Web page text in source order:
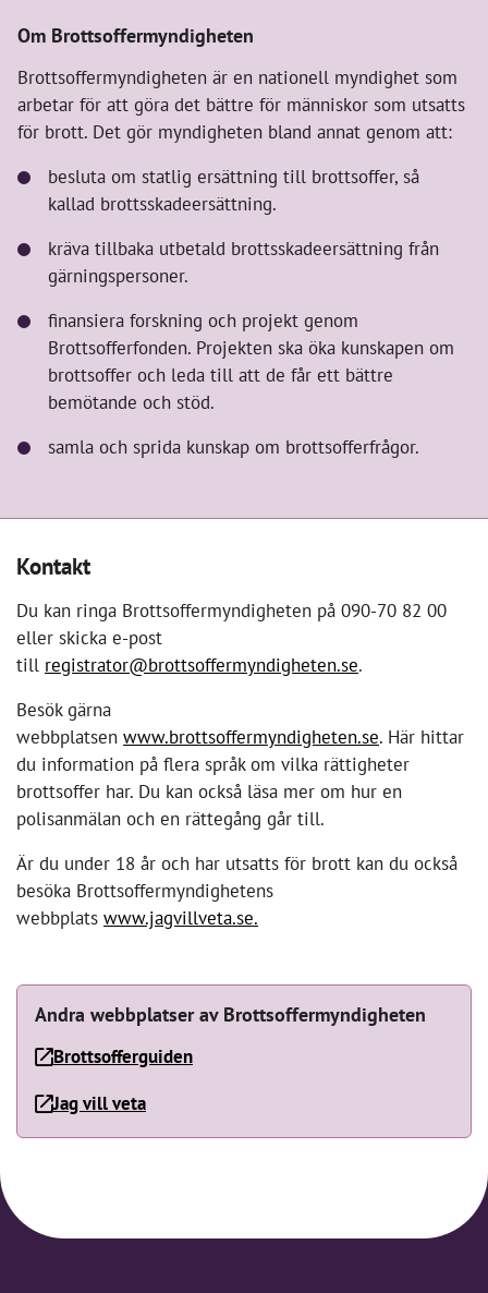
Om Brottsoffermyndigheten
Brottsoffermyndigheten är en nationell myndighet som
arbetar för att göra det bättre för människor som utsatts
för brott. Det gör myndigheten bland annat genom att:
besluta om statlig ersättning till brottsoffer, så
kallad brottsskadeersättning.
kräva tillbaka utbetald brottsskadeersättning från
gärningspersoner.
finansiera forskning och projekt genom
Brottsofferfonden. Projekten ska öka kunskapen om
brottsoffer och leda till att de får ett bättre
bemötande och stöd.
samla och sprida kunskap om brottsofferfrågor.
Kontakt
Du kan ringa Brottsoffermyndigheten på 090-70 82 00
eller skicka e-post
till registrator@brottsoffermyndigheten.se.
Besök gärna
webbplatsen www.brottsoffermyndigheten.se. Här hittar
du information på flera språk om vilka rättigheter
brottsoffer har. Du kan också läsa mer om hur en
polisanmälan och en rättegång går till.
Är du under 18 år och har utsatts för brott kan du också
besöka Brottsoffermyndighetens
webbplats www.jagvillveta.se.
Andra webbplatser av Brottsoffermyndigheten
Brottsofferguiden
Jag vill veta